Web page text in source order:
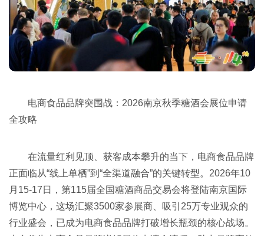
电商食品品牌突围战：2026南京秋季糖酒会展位申请
全攻略
在流量红利见顶、获客成本攀升的当下，电商食品品牌
正面临从“线上单栖”到“全渠道融合”的关键转型。2026年10
月15-17日，第115届全国糖酒商品交易会将登陆南京国际
博览中心，这场汇聚3500家参展商、吸引25万专业观众的
行业盛会，已成为电商食品品牌打破增长瓶颈的核心战场。